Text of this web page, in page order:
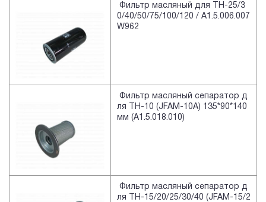
Фильтр масляный для TH-25/3
0/40/50/75/100/120 / A1.5.006.007
W962
Фильтр масляный сепаратор д
ля TH-10 (JFAM-10A) 135*90*140
мм (A1.5.018.010)
Фильтр масляный сепаратор д
ля TH-15/20/25/30/40 (JFAM-15/2